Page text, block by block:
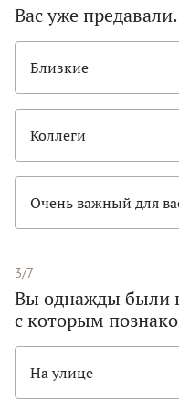
Вас уже
Близкие
Коллеги
Очень важный для
3/7
Вы однажды были
с которым
На улице